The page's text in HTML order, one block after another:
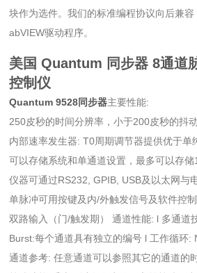
块作为选件。我们的标准编程协议向后兼容
abVIEW驱动程序。
美国 Quantum 同步器 8通道
控制仪
Quantum 9528同步器主要性能:
250皮秒的时间分辨率，小于200皮秒的抖动
内部速率发生器: T0周期调节器提供优于单
可以存储系统和单通道设置，最多可以存储
仪器可通过RS232, GPIB, USB及以太网与
单脉冲可用按键及内/外触发信号及软件控
双路输入（门/触发期） 通道性能: l 多通道
Burst:每个通道具有独立的编号 l 工作循环:
通道参考: 任意通道可以参照其它的通道的